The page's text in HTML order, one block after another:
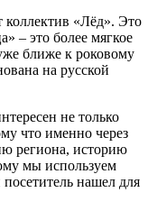
коллектив «Лёд». Это
‒ это более мягкое
ближе к роковому
на русской
не только
что именно через
региона, историю
мы используем
нашел для